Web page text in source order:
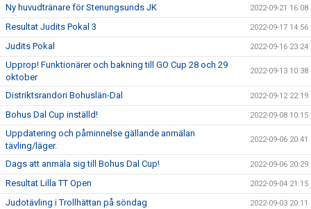
Ny huvudtränare för Stenungsunds JK 2022-09-21 16:08
Resultat Judits Pokal 3 2022-09-17 14:56
Judits Pokal 2022-09-16 23:24
Upprop! Funktionärer och bakning till GO Cup 28 och 29
oktober
2022-09-13 10:38
Distriktsrandori Bohuslän-Dal 2022-09-12 22:19
Bohus Dal Cup inställd! 2022-09-08 10:15
Uppdatering och påminnelse gällande anmälan
tävling/läger.
2022-09-06 20:41
Dags att anmäla sig till Bohus Dal Cup! 2022-09-06 20:29
Resultat Lilla TT Open 2022-09-04 21:15
Judotävling i Trollhättan på söndag 2022-09-03 20:11